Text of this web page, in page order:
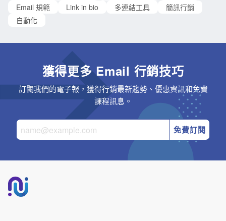
Email 規範
Link in bio 多連結工具
簡訊行銷
自動化
獲得更多 Email 行銷技巧
訂閱我們的電子報，獲得行銷最新趨勢、優惠資訊和免費
課程訊息。
免費訂閱